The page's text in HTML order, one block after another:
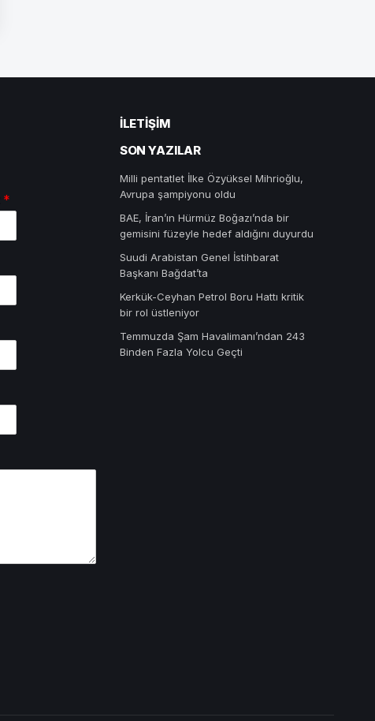
*
İLETIŞIM
SON YAZILAR
Milli pentatlet İlke Özyüksel Mihrioğlu,
Avrupa şampiyonu oldu
BAE, İran’ın Hürmüz Boğazı’nda bir
gemisini füzeyle hedef aldığını duyurdu
Suudi Arabistan Genel İstihbarat
Başkanı Bağdat’ta
Kerkük-Ceyhan Petrol Boru Hattı kritik
bir rol üstleniyor
Temmuzda Şam Havalimanı’ndan 243
Binden Fazla Yolcu Geçti